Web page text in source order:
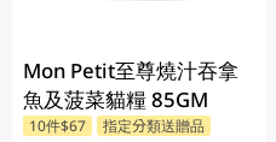
Mon Petit至尊燒汁吞拿
魚及菠菜貓糧 85GM
10件$67 指定分類送贈品